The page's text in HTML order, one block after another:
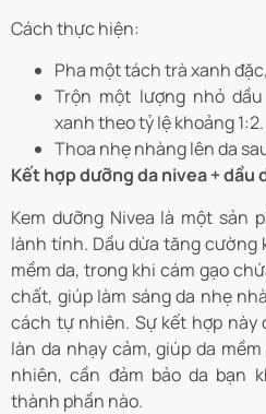
Cách thực hiện:
Pha một tách trà xanh
Trộn một lượng nhỏ
xanh theo tỷ lệ khoảng 1:2.
Thoa nhẹ nhàng lên da
Kết hợp dưỡng da nivea + dầu
Kem dưỡng Nivea là một sản
lành tính. Dầu dừa tăng cường
mềm da, trong khi cám gạo
chất, giúp làm sáng da nhẹ
cách tự nhiên. Sự kết hợp
làn da nhạy cảm, giúp da
nhiên, cần đảm bảo da bạn
thành phần nào.